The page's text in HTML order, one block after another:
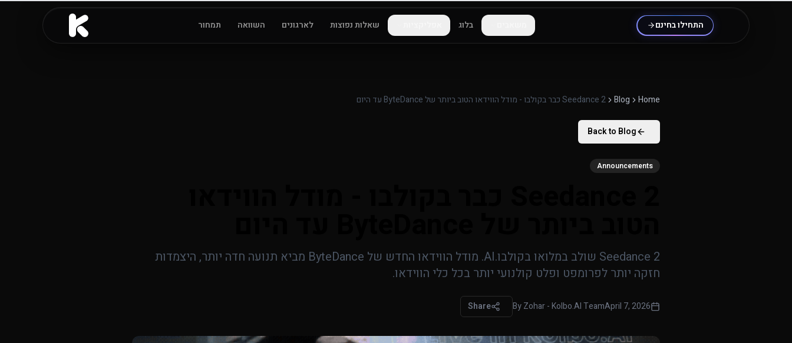
דלג לתוכן העיקרי
תמחור השוואה לארגונים שאלות נפוצות בלוג התחילו בחינם
Home
Blog Seedance 2 כבר בקולבו - מודל הווידאו הטוב ביותר של ByteDance עד היום
Back to Blog
Announcements
Seedance 2 שולב במלואו בקולבו.AI. מודל הווידאו החדש של ByteDance מביא תנועה חדה יותר, היצמדות
חזקה יותר לפרומפט ופלט קולנועי יותר בכל כלי הווידאו.
April 7, 2026
ByZohar - Kolbo.AI Team
Share